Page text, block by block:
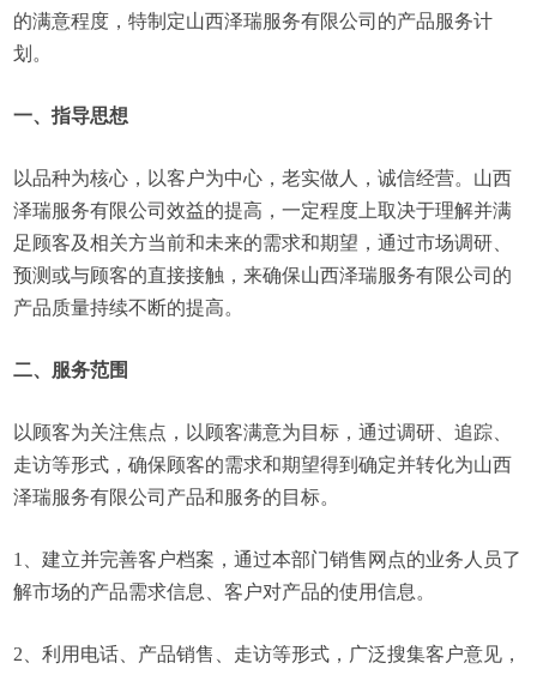
的满意程度，特制定山西泽瑞服务有限公司的产品服务计
划。
一、指导思想
以品种为核心，以客户为中心，老实做人，诚信经营。山西
泽瑞服务有限公司效益的提高，一定程度上取决于理解并满
足顾客及相关方当前和未来的需求和期望，通过市场调研、
预测或与顾客的直接接触，来确保山西泽瑞服务有限公司的
产品质量持续不断的提高。
二、服务范围
以顾客为关注焦点，以顾客满意为目标，通过调研、追踪、
走访等形式，确保顾客的需求和期望得到确定并转化为山西
泽瑞服务有限公司产品和服务的目标。
1、建立并完善客户档案，通过本部门销售网点的业务人员了
解市场的产品需求信息、客户对产品的使用信息。
2、利用电话、产品销售、走访等形式，广泛搜集客户意见，